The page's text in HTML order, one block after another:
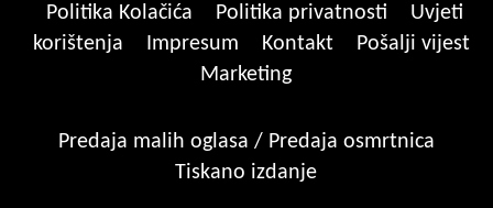
Politika Kolačića Politika privatnosti
Uvjeti
korištenja
Impresum Kontakt
Pošalji vijest
Marketing
Predaja malih oglasa / Predaja osmrtnica
Tiskano izdanje